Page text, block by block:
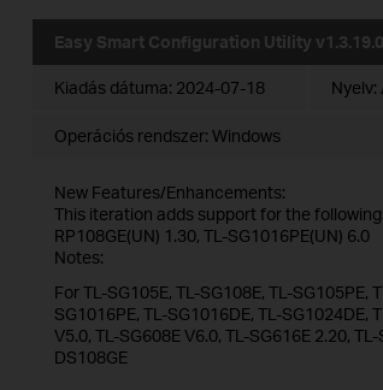
Easy Smart Configuration Utility v1.3.19.0
Kiadás dátuma: 2024-07-18 Nyelv:
Operációs rendszer: Windows
New Features/Enhancements:
This iteration adds support for the
RP108GE(UN) 1.30, TL-SG1016PE(UN) 6.0
Notes:
For TL-SG105E, TL-SG108E, TL-SG105PE,
SG1016PE, TL-SG1016DE, TL-SG1024DE,
V5.0, TL-SG608E V6.0, TL-SG616E 2.20,
DS108GE